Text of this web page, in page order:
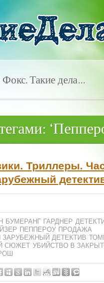
Такие дела…
Триллеры.
БУМЕРАНГ ГАРДНЕР
ПЕППЕРОУ ПРОДАЖА
ДЕТЕКТИВ
СЮЖЕТ УБИЙСТВО В